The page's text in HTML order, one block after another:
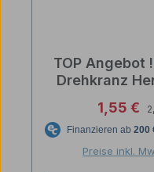
TOP Angebot
Drehkranz
1,55 €
Preise inkl.